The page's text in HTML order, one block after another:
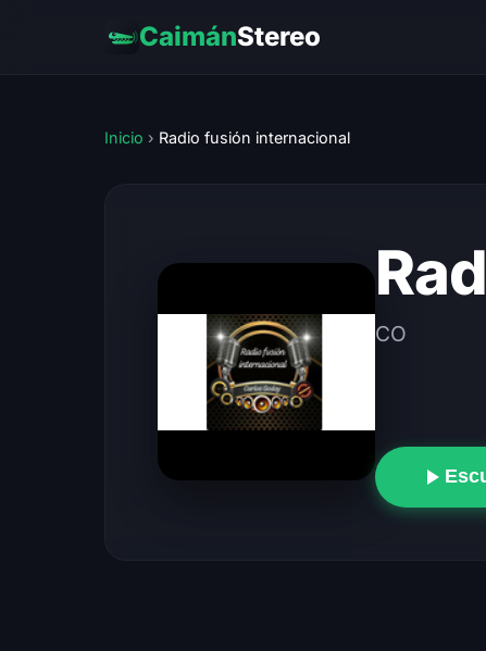
CaimánStereo
Inicio › Radio fusión internacional
CO